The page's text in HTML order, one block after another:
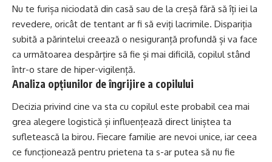
Nu te furișa niciodată din casă sau de la creșă fără să îți iei la
revedere, oricât de tentant ar fi să eviți lacrimile. Dispariția
subită a părintelui creează o nesiguranță profundă și va face
ca următoarea despărțire să fie și mai dificilă, copilul stând
într-o stare de hiper-vigilență.
Analiza opțiunilor de îngrijire a copilului
Decizia privind cine va sta cu copilul este probabil cea mai
grea alegere logistică și influențează direct liniștea ta
sufletească la birou. Fiecare familie are nevoi unice, iar ceea
ce funcționează pentru prietena ta s-ar putea să nu fie